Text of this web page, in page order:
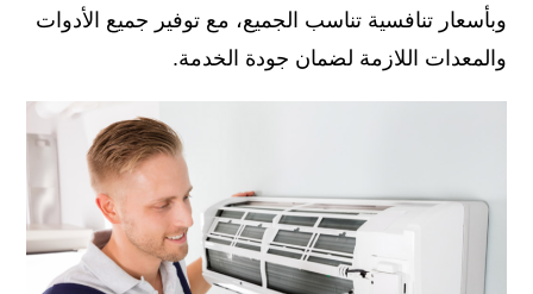
وبأسعار تنافسية تناسب الجميع، مع توفير جميع الأدوات
والمعدات اللازمة لضمان جودة الخدمة.